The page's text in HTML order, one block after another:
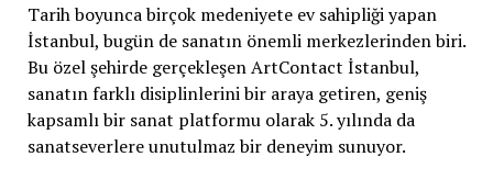
Tarih boyunca birçok medeniyete ev sahipliği yapan
İstanbul, bugün de sanatın önemli merkezlerinden biri.
Bu özel şehirde gerçekleşen ArtContact İstanbul,
sanatın farklı disiplinlerini bir araya getiren, geniş
kapsamlı bir sanat platformu olarak 5. yılında da
sanatseverlere unutulmaz bir deneyim sunuyor.